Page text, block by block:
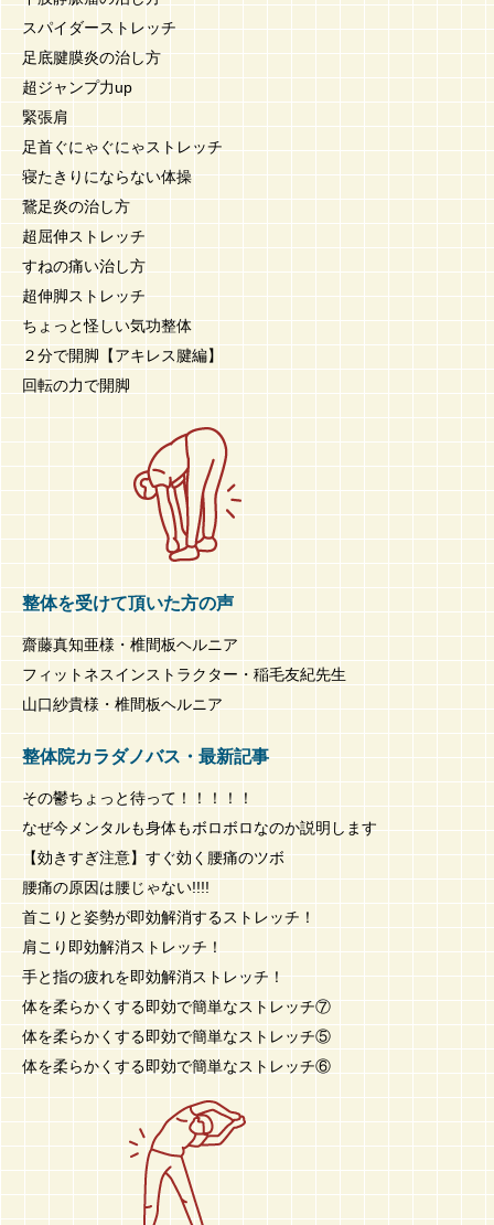
スパイダーストレッチ
足底腱膜炎の治し方
超ジャンプ力up
緊張肩
足首ぐにゃぐにゃストレッチ
寝たきりにならない体操
鵞足炎の治し方
超屈伸ストレッチ
すねの痛い治し方
超伸脚ストレッチ
ちょっと怪しい気功整体
２分で開脚【アキレス腱編】
回転の力で開脚
整体を受けて頂いた方の声
齋藤真知亜様・椎間板ヘルニア
フィットネスインストラクター・稲毛友紀先生
山口紗貴様・椎間板ヘルニア
整体院カラダノバス・最新記事
その鬱ちょっと待って！！！！！
なぜ今メンタルも身体もボロボロなのか説明します
【効きすぎ注意】すぐ効く腰痛のツボ
腰痛の原因は腰じゃない!!!!
首こりと姿勢が即効解消するストレッチ！
肩こり即効解消ストレッチ！
手と指の疲れを即効解消ストレッチ！
体を柔らかくする即効で簡単なストレッチ⑦
体を柔らかくする即効で簡単なストレッチ⑤
体を柔らかくする即効で簡単なストレッチ⑥